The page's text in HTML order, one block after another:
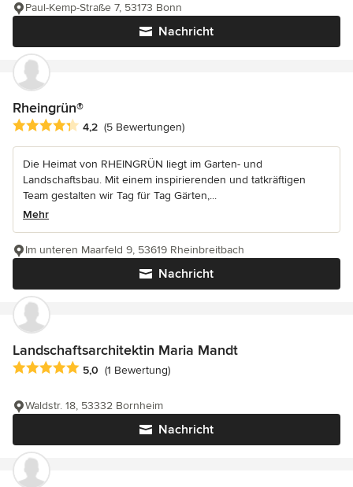
Nachricht
Paul-Kemp-Straße 7, 53173 Bonn
Rheingrün®
Durchschnittliche Bewertung: 4.2 von 5 Sternen
4,2 (5 Bewertungen)
Die Heimat von RHEINGRÜN liegt im Garten- und
Landschaftsbau. Mit einem inspirierenden und tatkräftigen
Team gestalten wir Tag für Tag Gärten,...
Mehr
Nachricht
Im unteren Maarfeld 9, 53619 Rheinbreitbach
Landschaftsarchitektin Maria Mandt
Durchschnittliche Bewertung: 5 von 5 Sternen
5,0 (1 Bewertung)
Nachricht
Waldstr. 18, 53332 Bornheim